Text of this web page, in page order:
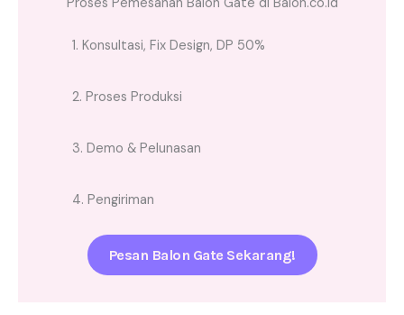
1. Konsultasi, Fix Design, DP 50%
2. Proses Produksi
3. Demo & Pelunasan
4. Pengiriman
Pesan Balon Gate Sekarang!